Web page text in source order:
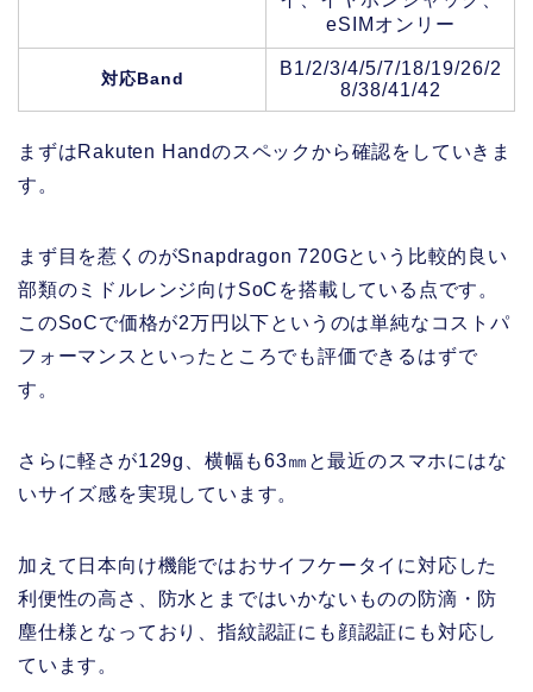
eSIMオンリー
対応Band
B1/2/3/4/5/7/18/19/26/2
8/38/41/42
まずはRakuten Handのスペックから確認をしていきま
す。
まず目を惹くのがSnapdragon 720Gという比較的良い
部類のミドルレンジ向けSoCを搭載している点です。
このSoCで価格が2万円以下というのは単純なコストパ
フォーマンスといったところでも評価できるはずで
す。
さらに軽さが129g、横幅も63㎜と最近のスマホにはな
いサイズ感を実現しています。
加えて日本向け機能ではおサイフケータイに対応した
利便性の高さ、防水とまではいかないものの防滴・防
塵仕様となっており、指紋認証にも顔認証にも対応し
ています。